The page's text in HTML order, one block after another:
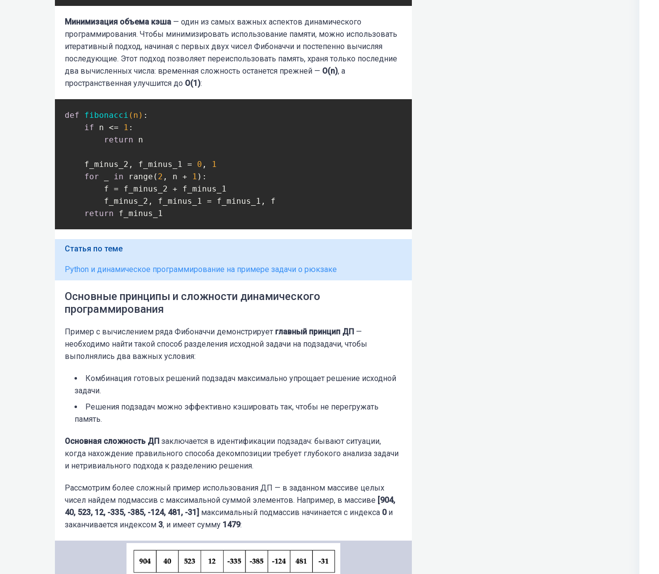
Минимизация объема кэша — один из самых важных аспектов динамического
программирования. Чтобы минимизировать использование памяти, можно использовать
итеративный подход, начиная с первых двух чисел Фибоначчи и постепенно вычисляя
последующие. Этот подход позволяет переиспользовать память, храня только последние
два вычисленных числа: временная сложность останется прежней — O(n), а
пространственная улучшится до O(1):
def fibonacci (n) :
if n <= 1 :
return n
    f_minus_2, f_minus_1 =
0 ,
1
for
in range( 2 , n + 1 ):
        f = f_minus_2 + f_minus_1
        f_minus_2, f_minus_1 = f_minus_1, f
return f_minus_1
Статья по теме
Python и динамическое программирование на примере задачи о рюкзаке
Основные принципы и сложности динамического
программирования
Пример с вычислением ряда Фибоначчи демонстрирует главный принцип ДП —
необходимо найти такой способ разделения исходной задачи на подзадачи, чтобы
выполнялись два важных условия:
Комбинация готовых решений подзадач максимально упрощает решение исходной
задачи.
Решения подзадач можно эффективно кэшировать так, чтобы не перегружать
память.
Основная сложность ДП заключается в идентификации подзадач: бывают ситуации,
когда нахождение правильного способа декомпозиции требует глубокого анализа задачи
и нетривиального подхода к разделению решения.
Рассмотрим более сложный пример использования ДП — в заданном массиве целых
чисел найдем подмассив с максимальной суммой элементов. Например, в массиве [904,
40, 523, 12, -335, -385, -124, 481, -31] максимальный подмассив начинается с индекса 0и
заканчивается индексом 3, и имеет сумму 1479: